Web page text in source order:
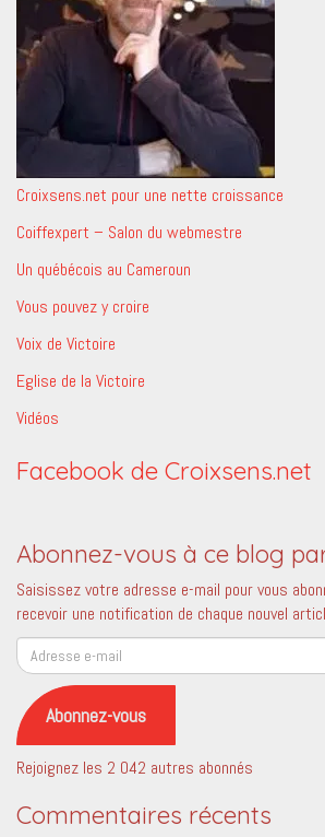
Croixsens.net pour une nette croissance
Coiffexpert – Salon du webmestre
Un québécois au Cameroun
Vous pouvez y croire
Voix de Victoire
Eglise de la Victoire
Vidéos
Facebook de Croixsens.net
Abonnez-vous à ce blog
Saisissez votre adresse e-mail pour vous
recevoir une notification de chaque nouvel
Adresse
e-
mail
Abonnez-vous
Rejoignez les 2 042 autres abonnés
Commentaires récents